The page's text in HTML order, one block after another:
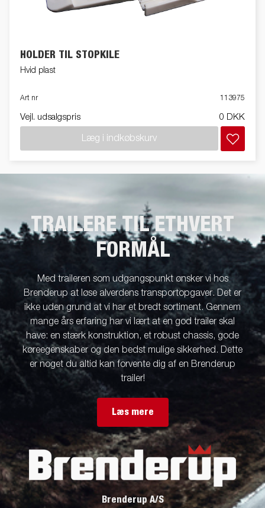
HOLDER TIL STOPKILE
Hvid plast
Art nr 113975
Vejl. udsalgspris 0 DKK
Læg i indkøbskurv
TRAILERE TIL ETHVERT
FORMÅL
Med traileren som udgangspunkt ønsker vi hos
Brenderup at løse alverdens transportopgaver. Det er
ikke uden grund at vi har et bredt sortiment. Gennem
mange års erfaring har vi lært at en god trailer skal
have: en stærk konstruktion, et robust chassis, gode
køreegenskaber og den bedst mulige sikkerhed. Dette
er noget du altid kan forvente dig af en Brenderup
trailer!
Læs mere
Brenderup A/S